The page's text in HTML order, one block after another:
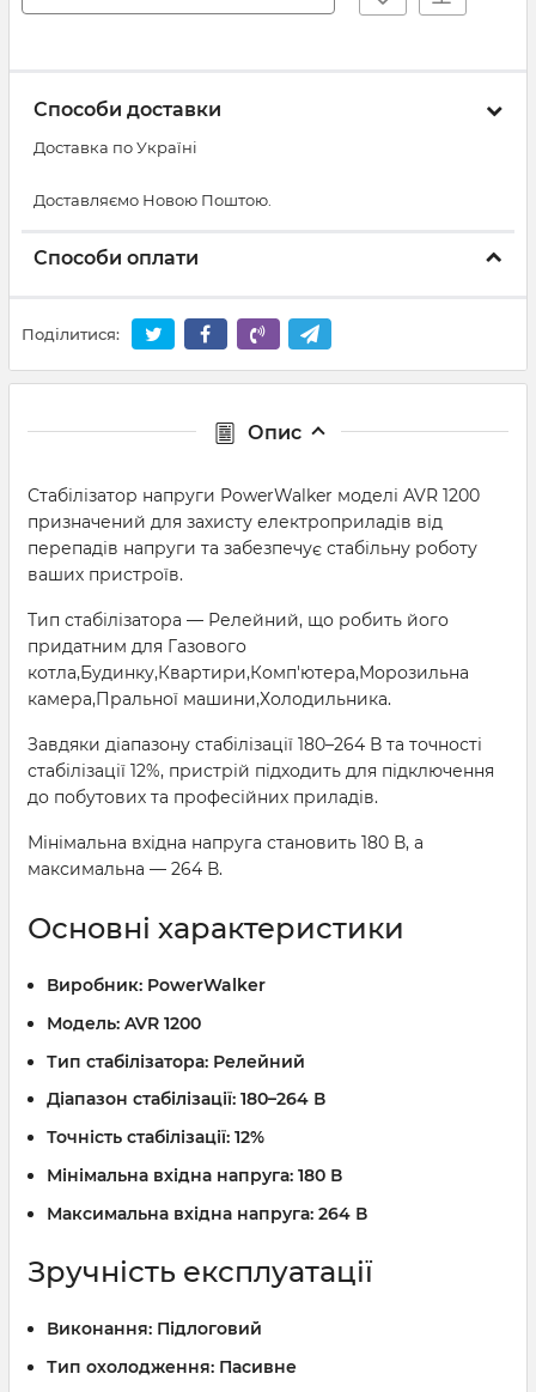
Способи доставки
Доставка по Україні
Доставляємо Новою Поштою.
Способи оплати
Поділитися:
Опис
Стабілізатор напруги PowerWalker моделі AVR 1200
призначений для захисту електроприладів від
перепадів напруги та забезпечує стабільну роботу
ваших пристроїв.
Тип стабілізатора — Релейний, що робить його
придатним для Газового
котла,Будинку,Квартири,Комп'ютера,Морозильна
камера,Пральної машини,Холодильника.
Завдяки діапазону стабілізації 180–264 В та точності
стабілізації 12%, пристрій підходить для підключення
до побутових та професійних приладів.
Мінімальна вхідна напруга становить 180 В, а
максимальна — 264 В.
Основні характеристики
Виробник: PowerWalker
Модель: AVR 1200
Тип стабілізатора: Релейний
Діапазон стабілізації: 180–264 В
Точність стабілізації: 12%
Мінімальна вхідна напруга: 180 В
Максимальна вхідна напруга: 264 В
Зручність експлуатації
Виконання: Підлоговий
Тип охолодження: Пасивне